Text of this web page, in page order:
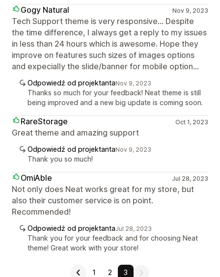
Gogy Natural Nov 9, 2023
Tech Support theme is very responsive... Despite
the time difference, I always get a reply to my issues
in less than 24 hours which is awesome. Hope they
improve on features such sizes of images options
and expecially the slide/banner for mobile option...
Odpowiedź od projektantaNov 9, 2023
Thanks so much for your feedback! Neat theme is still
being improved and a new big update is coming soon.
RareStorage Oct 1, 2023
Great theme and amazing support
Odpowiedź od projektantaNov 9, 2023
Thank you so much!
OmiAble Jul 28, 2023
Not only does Neat works great for my store, but
also their customer service is on point.
Recommended!
Odpowiedź od projektantaJul 28, 2023
Thank you for your feedback and for choosing Neat
theme! Great work with your store!
1 2 3